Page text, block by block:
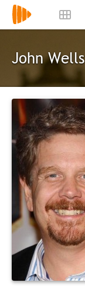
John Wells